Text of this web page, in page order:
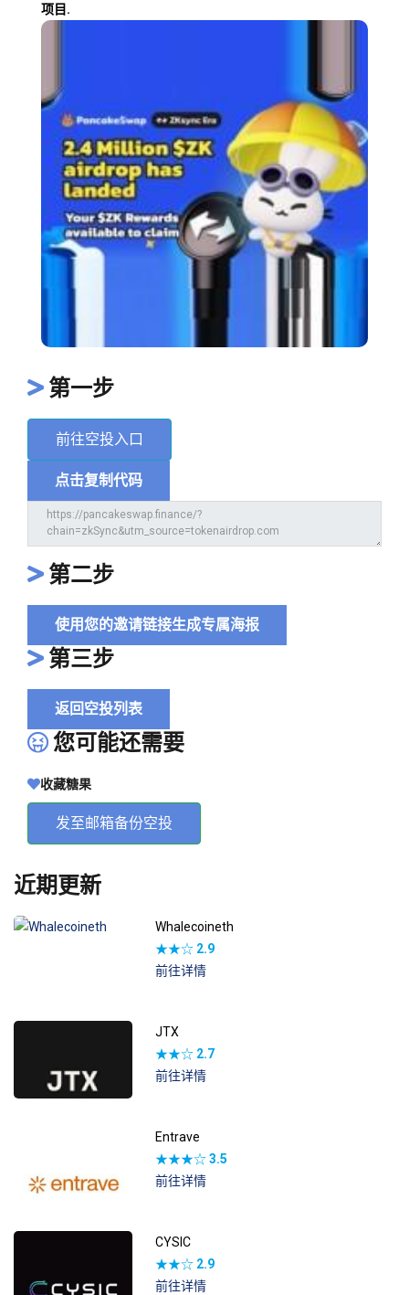
项目.
第一步
前往空投入口
点击复制代码
第二步
使用您的邀请链接生成专属海报
第三步
返回空投列表
您可能还需要
收藏糖果
发至邮箱备份空投
近期更新
Whalecoineth
★★☆ 2.9
前往详情
JTX
★★☆ 2.7
前往详情
Entrave
★★★☆3.5
前往详情
CYSIC
★★☆ 2.9
前往详情